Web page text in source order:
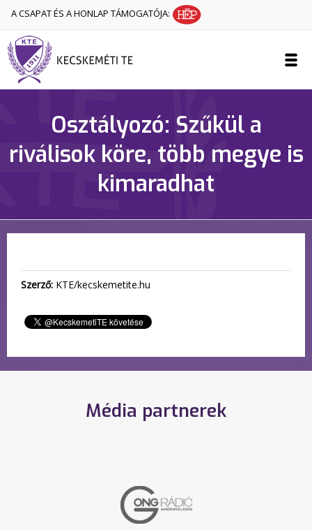
A CSAPAT ÉS A HONLAP TÁMOGATÓJA:
Osztályozó: Szűkül a
riválisok köre, több megye is
kimaradhat
Szerző: KTE/kecskemetite.hu
Média partnerek